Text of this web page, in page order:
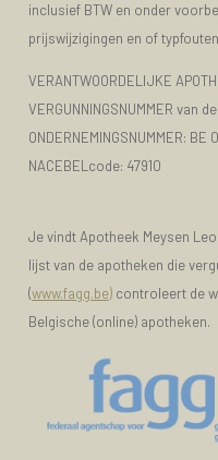
inclusief BTW en onder
prijswijzigingen en of
VERANTWOORDELIJKE
VERGUNNINGSNUMMER van
ONDERNEMINGSNUMMER: BE
NACEBELcode: 47910
Je vindt Apotheek Meysen
lijst van de apotheken die
(www.fagg.be) controleert de
Belgische (online) apotheken.